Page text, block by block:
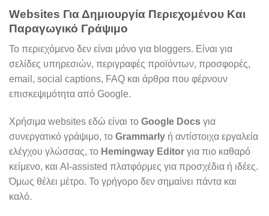
Websites Για Δημιουργία Περιεχομένου Και
Παραγωγικό Γράψιμο
Το περιεχόμενο δεν είναι μόνο για bloggers. Είναι για
σελίδες υπηρεσιών, περιγραφές προϊόντων, προσφορές,
email, social captions, FAQ και άρθρα που φέρνουν
επισκεψιμότητα από Google.
Χρήσιμα websites εδώ είναι το Google Docs για
συνεργατικό γράψιμο, το Grammarly ή αντίστοιχα εργαλεία
ελέγχου γλώσσας, το Hemingway Editor για πιο καθαρό
κείμενο, και AI-assisted πλατφόρμες για προσχέδια ή ιδέες.
Όμως θέλει μέτρο. Το γρήγορο δεν σημαίνει πάντα και
καλό.